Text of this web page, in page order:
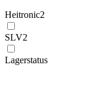
Heitronic2
SLV2
Lagerstatus